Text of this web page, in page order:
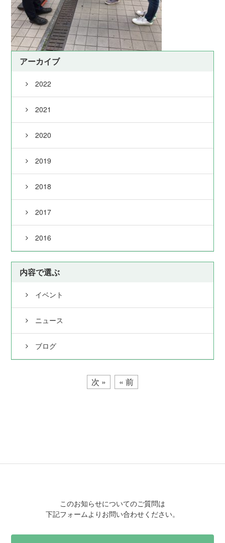
アーカイブ
2022
2021
2020
2019
2018
2017
2016
内容で選ぶ
イベント
ニュース
ブログ
次 » « 前
このお知らせについてのご質問は
下記フォームよりお問い合わせください。